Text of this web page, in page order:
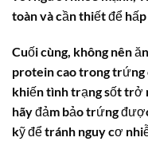
toàn và cần thiết để
Cuối cùng, không nên ăn
proteincao trong trứng
khiến tình trạng sốt trở
hãy đảm bảo trứng
kỹ để tránh nguy cơ